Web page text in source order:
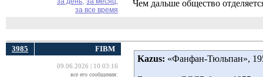
за все время
Чем дальше общество
3985 FIBM
09.06.2026 | 10:03:16
все его сообщения:
Kazus: «Фанфан-Тюльпан»,